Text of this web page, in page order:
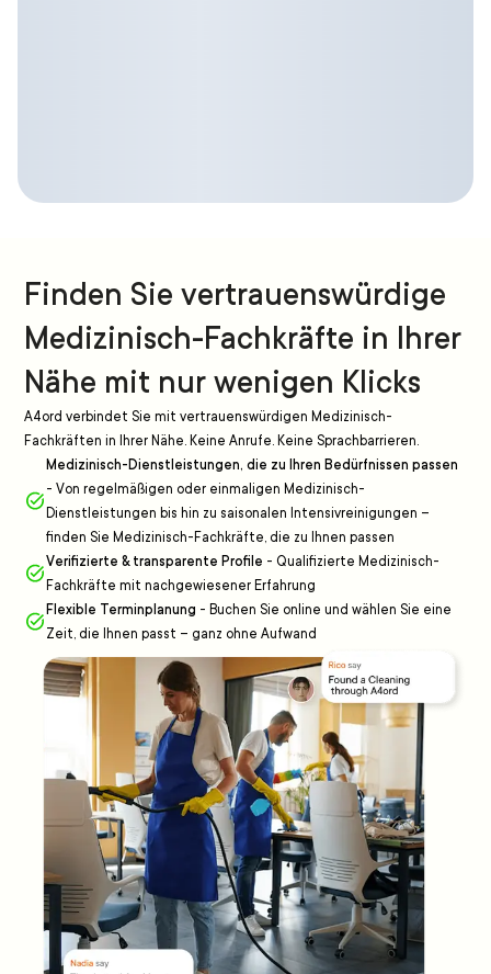
Finden Sie vertrauenswürdige
Medizinisch-Fachkräfte in Ihrer
Nähe mit nur wenigen Klicks
A4ord verbindet Sie mit vertrauenswürdigen Medizinisch-
Fachkräften in Ihrer Nähe. Keine Anrufe. Keine Sprachbarrieren.
Medizinisch-Dienstleistungen, die zu Ihren Bedürfnissen passen
- Von regelmäßigen oder einmaligen Medizinisch-
Dienstleistungen bis hin zu saisonalen Intensivreinigungen –
finden Sie Medizinisch-Fachkräfte, die zu Ihnen passen
Verifizierte & transparente Profile - Qualifizierte Medizinisch-
Fachkräfte mit nachgewiesener Erfahrung
Flexible Terminplanung - Buchen Sie online und wählen Sie eine
Zeit, die Ihnen passt – ganz ohne Aufwand